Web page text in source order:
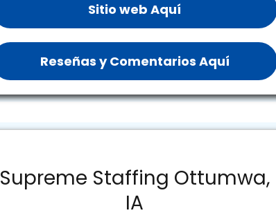
Sitio web Aquí
Reseñas y Comentarios Aquí
Supreme Staffing Ottumwa,
IA